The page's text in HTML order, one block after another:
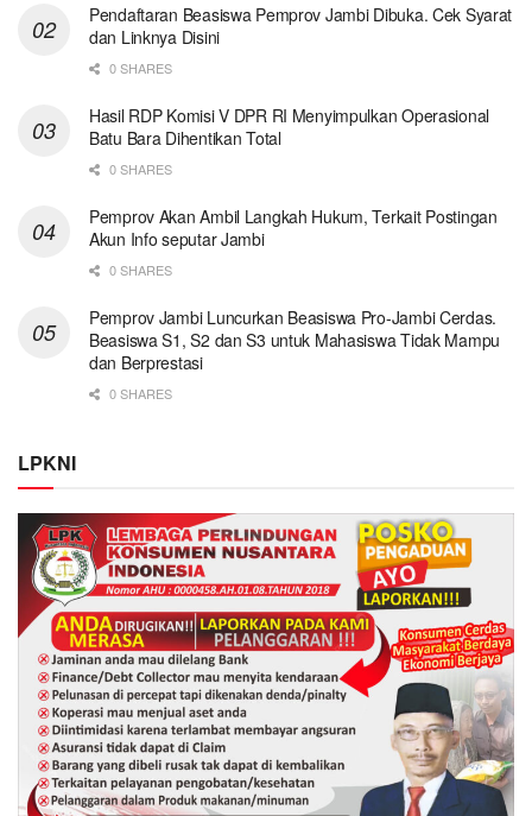
Pendaftaran Beasiswa Pemprov Jambi Dibuka. Cek Syarat
dan Linknya Disini
0 SHARES
Hasil RDP Komisi V DPR RI Menyimpulkan Operasional
Batu Bara Dihentikan Total
0 SHARES
Pemprov Akan Ambil Langkah Hukum, Terkait Postingan
Akun Info seputar Jambi
0 SHARES
Pemprov Jambi Luncurkan Beasiswa Pro-Jambi Cerdas.
Beasiswa S1, S2 dan S3 untuk Mahasiswa Tidak Mampu
dan Berprestasi
0 SHARES
LPKNI